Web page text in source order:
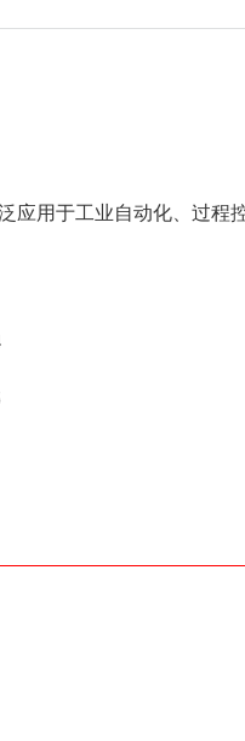
应用于工业自动化、过